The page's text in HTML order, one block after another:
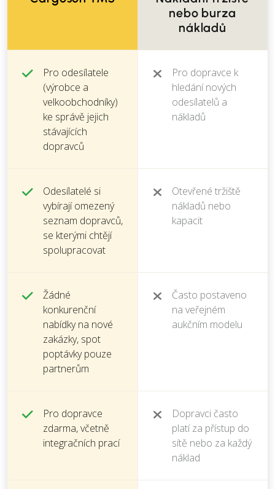
nebo burza
nákladů
Pro odesílatele
(výrobce a
velkoobchodníky)
ke správě jejich
stávajících
dopravců
Pro dopravce k
hledání nových
odesílatelů a
nákladů
Odesílatelé si
vybírají omezený
seznam dopravců,
se kterými chtějí
spolupracovat
Otevřené tržiště
nákladů nebo
kapacit
Žádné
konkurenční
nabídky na nové
zakázky, spot
poptávky pouze
partnerům
Často postaveno
na veřejném
aukčním modelu
Pro dopravce
zdarma, včetně
integračních prací
Dopravci často
platí za přístup do
sítě nebo za každý
náklad